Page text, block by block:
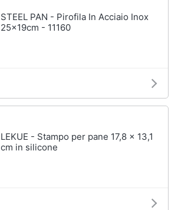
STEEL PAN - Pirofila In Acciaio Inox
25x19cm - 11160
LEKUE - Stampo per pane 17,8 x 13,1
cm in silicone